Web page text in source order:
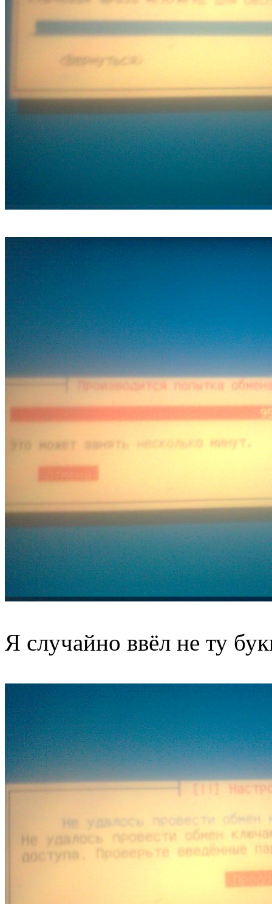
Я случайно ввёл не ту